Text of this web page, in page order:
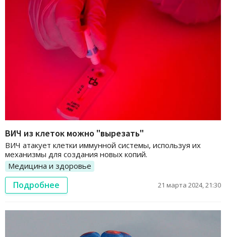
ВИЧ из клеток можно "вырезать"
ВИЧ атакует клетки иммунной системы, используя их
механизмы для создания новых копий.
Медицина и здоровье
Подробнее 21 марта 2024, 21:30